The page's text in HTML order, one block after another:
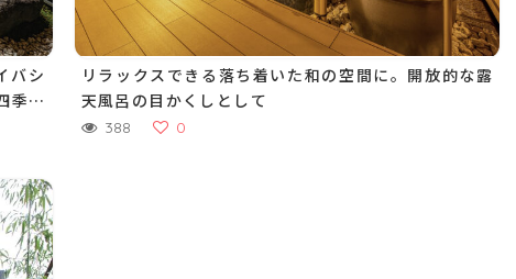
バシ
季を
リラックスできる落ち着いた和の空間に。開放的な露
天風呂の目かくしとして
388 0